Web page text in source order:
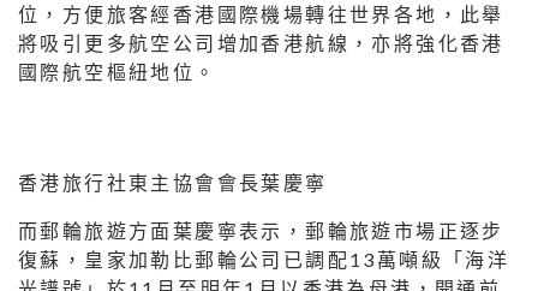
位，方便旅客經香港國際機場轉往世界各地，此舉
將吸引更多航空公司增加香港航線，亦將強化香港
國際航空樞紐地位。
香港旅行社東主協會會長葉慶寧
而郵輪旅遊方面葉慶寧表示，郵輪旅遊市場正逐步
復蘇，皇家加勒比郵輪公司已調配13萬噸級「海洋